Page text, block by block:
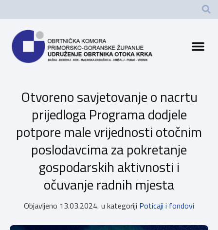
Otvoreno savjetovanje o nacrtu
prijedloga Programa dodjele
potpore male vrijednosti otočnim
poslodavcima za pokretanje
gospodarskih aktivnosti i
očuvanje radnih mjesta
Objavljeno 13.03.2024. u kategoriji Poticaji i fondovi